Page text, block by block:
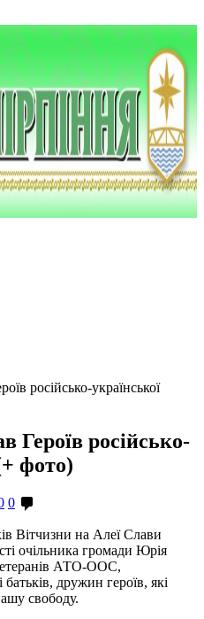
російсько-української
Героїв російсько-
фото)
0
Вітчизни на Алеї Слави
очільника громади Юрія
АТО-ООС,
дружин героїв, які
свободу.